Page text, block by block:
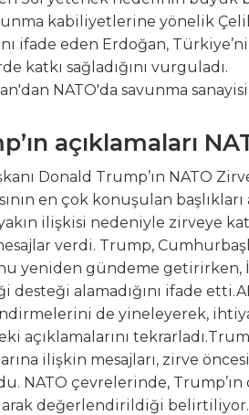
kabiliyetlerine yönelik
ifade eden Erdoğan,
katkı sağladığını vurguladı.
açıklamaları
Donald Trump’ın NATO
en çok konuşulan
ilişkisi nedeniyle zirveye
verdi. Trump,
yeniden gündeme getirirken,
desteği alamadığını ifade
de yineleyerek,
açıklamalarını
ilişkin mesajları, zirve
NATO çevrelerinde,
değerlendirildiği